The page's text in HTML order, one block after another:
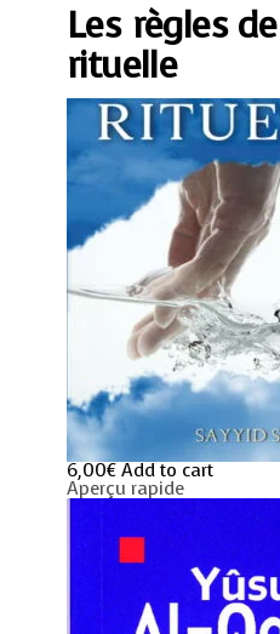
rituelle
quantity
Les règles
rituelle
6,00€ Add to cart
Aperçu rapide